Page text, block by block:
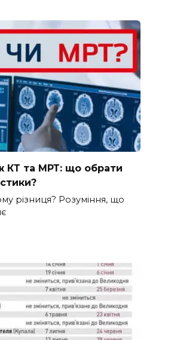
КТ та МРТ: що обрати
різниця? Розуміння, що